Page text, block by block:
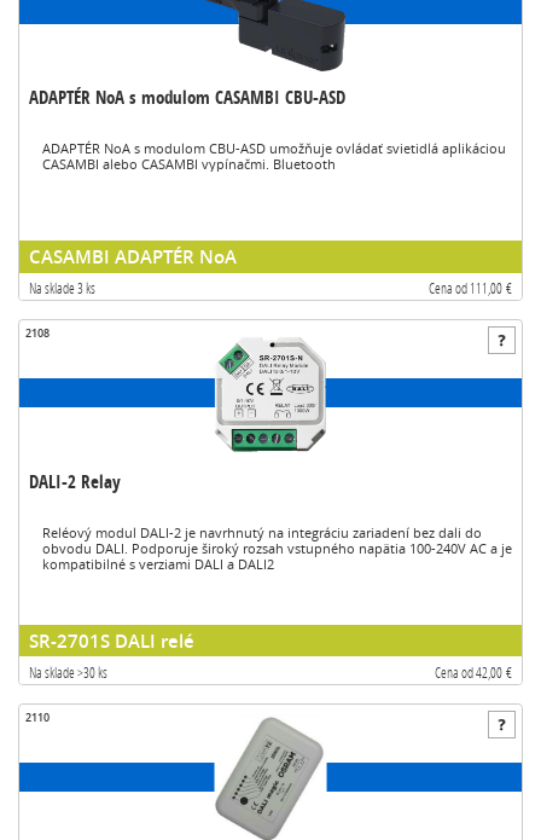
ADAPTÉR NoA s modulom CASAMBI CBU-ASD
ADAPTÉR NoA s modulom CBU-ASD umožňuje ovládať svietidlá aplikáciou
CASAMBI alebo CASAMBI vypínačmi. Bluetooth
CASAMBI ADAPTÉR NoA
Na sklade 3 ks Cena od 111,00 €
2108
DALI-2 Relay
Reléový modul DALI-2 je navrhnutý na integráciu zariadení bez dali do
obvodu DALI. Podporuje široký rozsah vstupného napätia 100-240V AC a je
kompatibilné s verziami DALI a DALI2
SR-2701S DALI relé
Na sklade >30 ks Cena od 42,00 €
2110